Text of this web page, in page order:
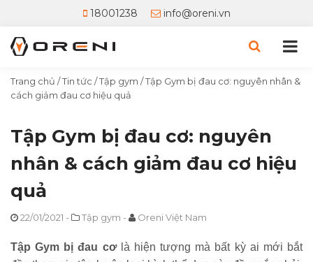
18001238 info@oreni.vn
Trang chủ /Tin tức /Tập gym /Tập Gym bị đau cơ: nguyên nhân &
cách giảm đau cơ hiệu quả
Tập Gym bị đau cơ: nguyên
nhân & cách giảm đau cơ hiệu
quả
22/01/2021 - Tập gym - Oreni Việt Nam
Tập Gym bị đau cơlà hiện tượng mà bất kỳ ai mới bắt